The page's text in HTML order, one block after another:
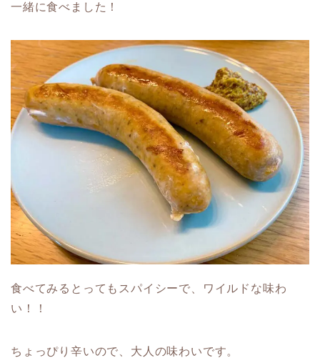
一緒に食べました！
食べてみるとってもスパイシーで、ワイルドな味わ
い！！
ちょっぴり辛いので、大人の味わいです。